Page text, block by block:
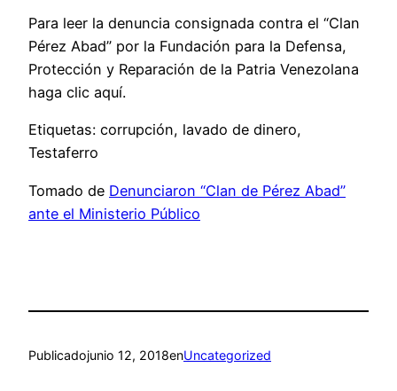
Para leer la denuncia consignada contra el “Clan
Pérez Abad” por la Fundación para la Defensa,
Protección y Reparación de la Patria Venezolana
haga clic aquí.
Etiquetas: corrupción, lavado de dinero,
Testaferro
Tomado de Denunciaron “Clan de Pérez Abad”
ante el Ministerio Público
Publicadojunio 12, 2018enUncategorized